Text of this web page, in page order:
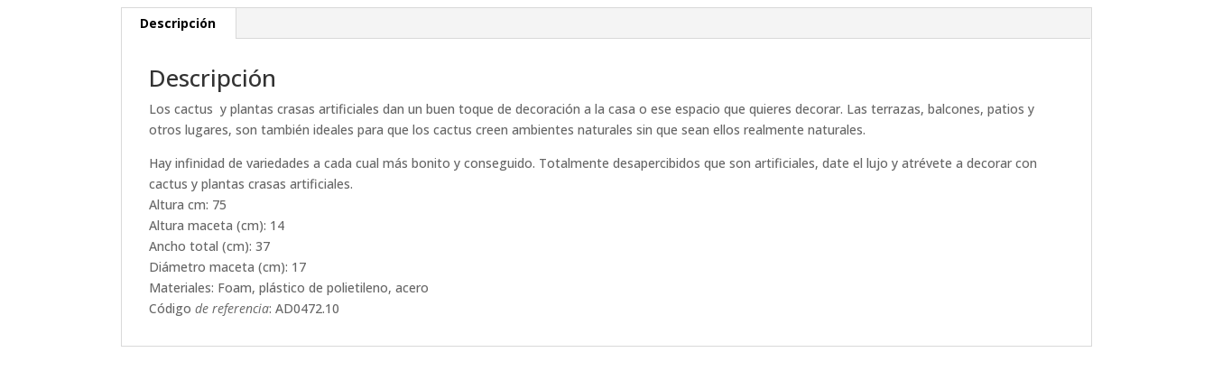
Descripción
Descripción
Los cactus y plantas crasas artificiales dan un buen toque de decoración a la casa o ese espacio que quieres decorar. Las terrazas, balcones, patios y
otros lugares, son también ideales para que los cactus creen ambientes naturales sin que sean ellos realmente naturales.
Hay infinidad de variedades a cada cual más bonito y conseguido. Totalmente desapercibidos que son artificiales, date el lujo y atrévete a decorar con
cactus y plantas crasas artificiales.
Altura cm: 75
Altura maceta (cm): 14
Ancho total (cm): 37
Diámetro maceta (cm): 17
Materiales: Foam, plástico de polietileno, acero
Código de referencia: AD0472.10